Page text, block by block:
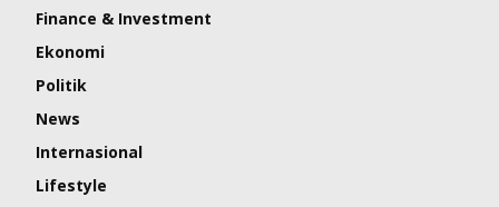
Finance & Investment
Ekonomi
Politik
News
Internasional
Lifestyle